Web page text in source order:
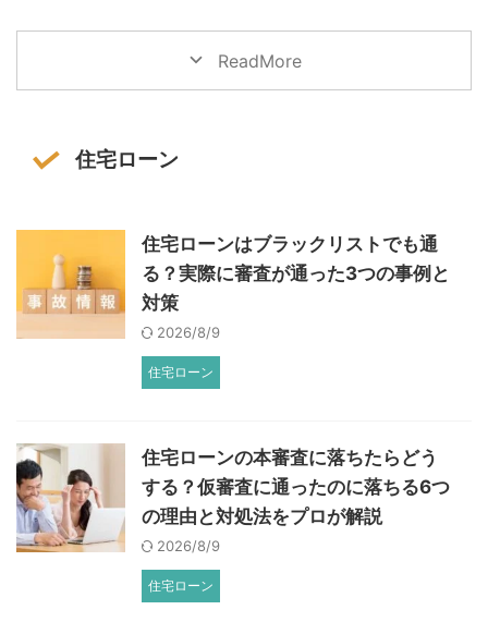
ReadMore
住宅ローン
住宅ローンはブラックリストでも通
る？実際に審査が通った3つの事例と
対策
2026/8/9
住宅ローン
住宅ローンの本審査に落ちたらどう
する？仮審査に通ったのに落ちる6つ
の理由と対処法をプロが解説
2026/8/9
住宅ローン